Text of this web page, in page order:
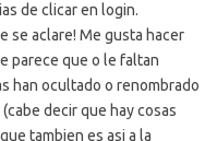
de clicar en login.
se aclare! Me gusta hacer
parece que o le faltan
han ocultado o renombrado
decir que hay cosas
tambien es asi a la